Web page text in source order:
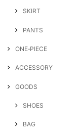
SKIRT
PANTS
ONE‐PIECE
ACCESSORY
GOODS
SHOES
BAG